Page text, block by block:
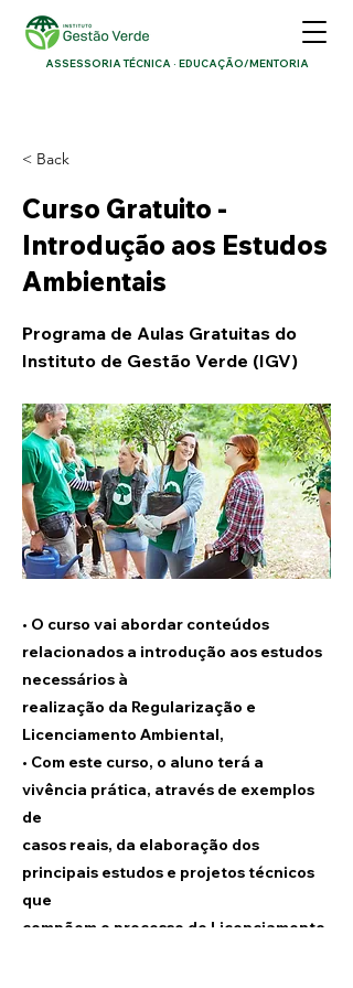
ASSESSORIA TÉCNICA · EDUCAÇÃO/MENTORIA
< Back
Curso Gratuito -
Introdução aos Estudos
Ambientais
Programa de Aulas Gratuitas do
Instituto de Gestão Verde (IGV)
• O curso vai abordar conteúdos
relacionados a introdução aos estudos
necessários à
realização da Regularização e
Licenciamento Ambiental,
• Com este curso, o aluno terá a
vivência prática, através de exemplos
de
casos reais, da elaboração dos
principais estudos e projetos técnicos
que
compõem o processo de Licenciamento